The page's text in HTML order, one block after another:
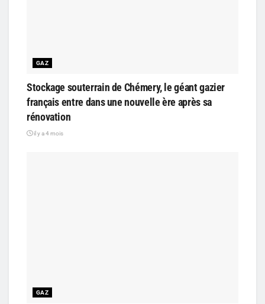
GAZ
Stockage souterrain de Chémery, le géant gazier
français entre dans une nouvelle ère après sa
rénovation
il y a 4 mois
GAZ